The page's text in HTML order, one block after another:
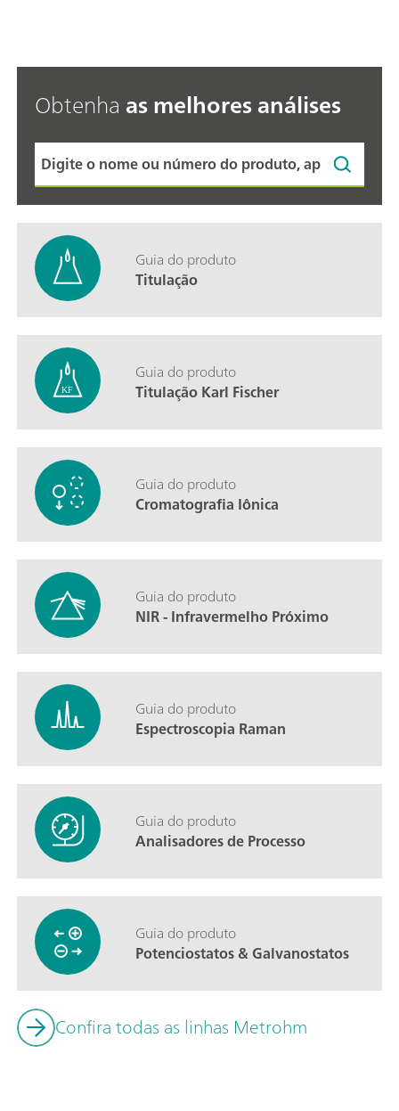
Obtenha as melhores análises
Guia do produto
Titulação
Guia do produto
Titulação Karl Fischer
Guia do produto
Cromatografia Iônica
Guia do produto
NIR - Infravermelho Próximo
Guia do produto
Espectroscopia Raman
Guia do produto
Analisadores de Processo
Guia do produto
Potenciostatos & Galvanostatos
Confira todas as linhas Metrohm